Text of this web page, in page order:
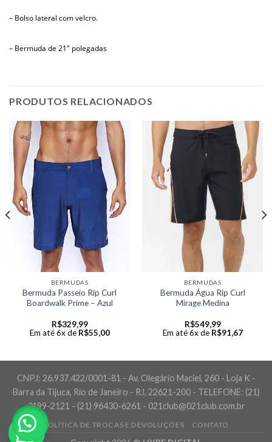
– Bolso lateral com velcro.
– Bermuda de 21″ polegadas
PRODUTOS RELACIONADOS
BERMUDAS
Bermuda Passeio Rip Curl
Boardwalk Prime – Azul
R$329,99
Em até 6x de R$55,00
BERMUDAS
Bermuda Água Rip Curl
Mirage Medina
R$549,99
Em até 6x de R$91,67
CNPJ: 26.937.422/0001-81 - Av. Olegário Maciel, 260 - Loja K -
Barra da Tijuca, Rio de Janeiro - RJ, 22621-200 - TELEFONE: (21)
3199-2121 - (21) 96430-6261 - 021club@021club.com.br
POLÍTICA DE TROCAS E DEVOLUÇÕES CONTATO